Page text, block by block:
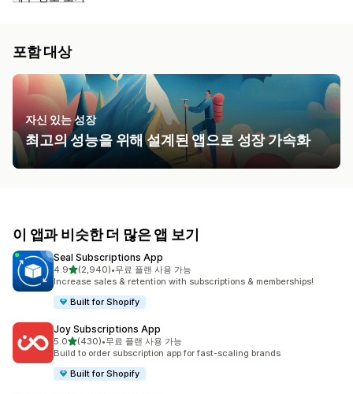
포함 대상
자신 있는 성장
최고의 성능을 위해 설계된 앱으로 성장 가속화
이 앱과 비슷한 더 많은 앱 보기
Seal Subscriptions App
4.9별 5개 중
(2,940)
총 리뷰 2940개
•무료 플랜 사용 가능
Increase sales & retention with subscriptions & memberships!
Built for Shopify
Joy Subscriptions App
5.0별 5개 중
(430)
총 리뷰 430개
•무료 플랜 사용 가능
Build to order subscription app for fast-scaling brands
Built for Shopify